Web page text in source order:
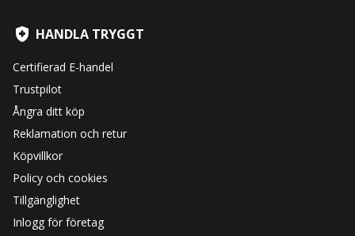
HANDLA TRYGGT
Certifierad E-handel
Trustpilot
Ångra ditt köp
Reklamation och retur
Köpvillkor
Policy och cookies
Tillgänglighet
Inlogg för företag